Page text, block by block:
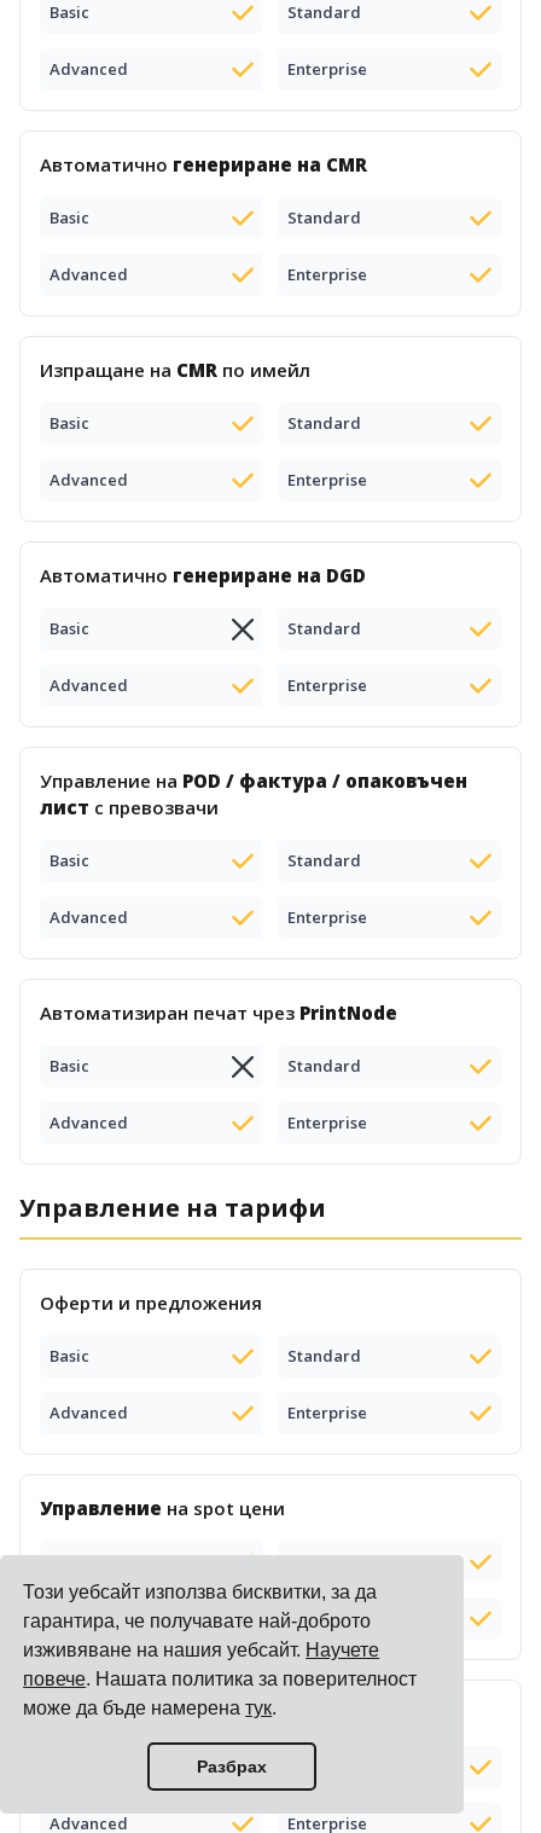
Този уебсайт използва бисквитки, за да
гарантира, че получавате най-доброто
изживяване на нашия уебсайт. Научете
повече. Нашата политика за поверителност
може да бъде намеренатук.
Разбрах
Basic Standard
Advanced Enterprise
Автоматично генериране на CMR
Basic Standard
Advanced Enterprise
Изпращане на CMR по имейл
Basic Standard
Advanced Enterprise
Автоматично генериране на DGD
Basic Standard
Advanced Enterprise
Управление на POD / фактура / опаковъчен
лист с превозвачи
Basic Standard
Advanced Enterprise
Автоматизиран печат чрез PrintNode
Basic Standard
Advanced Enterprise
Управление на тарифи
Оферти и предложения
Basic Standard
Advanced Enterprise
Управление на spot цени
Basic Standard
Advanced Enterprise
Публичнионлайн цениот превозвачи
Advanced Enterprise